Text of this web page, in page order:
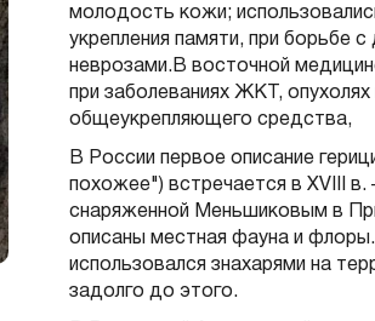
молодость кожи;
укрепления памяти, при борьбе с
неврозами.В восточной
при заболеваниях ЖКТ, опухолях
общеукрепляющего средства,
В России первое описание
похожее") встречается в ХVIII в.
снаряженной Меньшиковым в
описаны местная фауна и
использовался знахарями на
задолго до этого.